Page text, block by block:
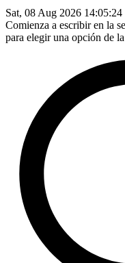
Sat, 08 Aug 2026
Comienza a escribir en la
para elegir una opción de